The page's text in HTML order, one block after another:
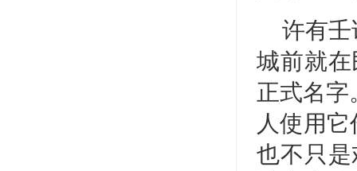
许有壬
城前就
正式名字
人使用
也不只